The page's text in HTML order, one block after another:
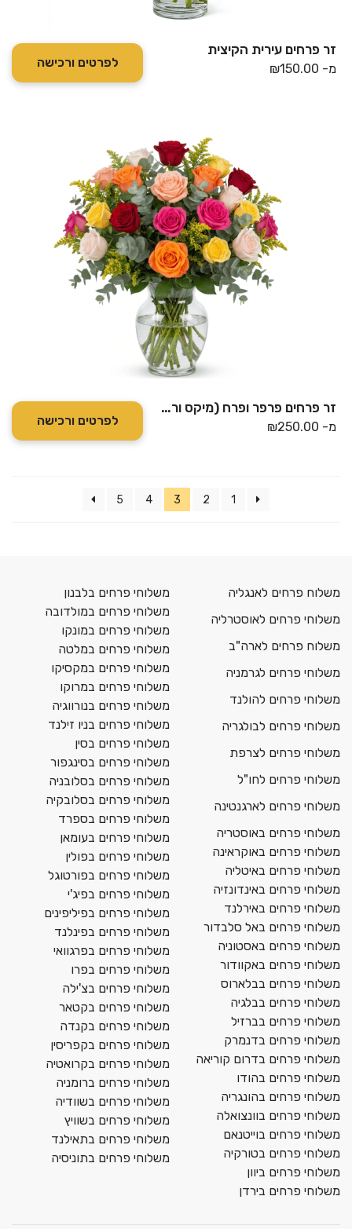
זר פרחים עירית הקיצית
מ- ₪150.00 לפרטים ורכישה
זר פרחים פרפר ופרח (מיקס ורדים בצבעים משתנים)
מ- ₪250.00 לפרטים ורכישה
1
2
3
4
5
משלוח פרחים לאנגליה
משלוחי פרחים לאוסטרליה
משלוח פרחים לארה"ב
משלוחי פרחים לגרמניה
משלוחי פרחים להולנד
משלוחי פרחים לבולגריה
משלוחי פרחים לצרפת
משלוחי פרחים לחו"ל
משלוחי פרחים לארגנטינה
משלוחי פרחים באוסטריה
משלוחי פרחים באוקראינה
משלוחי פרחים באיטליה
משלוחי פרחים באינדונזיה
משלוחי פרחים באירלנד
משלוחי פרחים באל סלבדור
משלוחי פרחים באסטוניה
משלוחי פרחים באקוודור
משלוחי פרחים בבלארוס
משלוחי פרחים בבלגיה
משלוחי פרחים בברזיל
משלוחי פרחים בדנמרק
משלוחי פרחים בדרום קוריאה
משלוחי פרחים בהודו
משלוחי פרחים בהונגריה
משלוחי פרחים בוונצואלה
משלוחי פרחים בוייטנאם
משלוחי פרחים בטורקיה
משלוחי פרחים ביוון
משלוחי פרחים בירדן
משלוחי פרחים בלבנון
משלוחי פרחים במולדובה
משלוחי פרחים במונקו
משלוחי פרחים במלטה
משלוחי פרחים במקסיקו
משלוחי פרחים במרוקו
משלוחי פרחים בנורווגיה
משלוחי פרחים בניו זילנד
משלוחי פרחים בסין
משלוחי פרחים בסינגפור
משלוחי פרחים בסלובניה
משלוחי פרחים בסלובקיה
משלוחי פרחים בספרד
משלוחי פרחים בעומאן
משלוחי פרחים בפולין
משלוחי פרחים בפורטוגל
משלוחי פרחים בפיג'י
משלוחי פרחים בפיליפינים
משלוחי פרחים בפינלנד
משלוחי פרחים בפרגוואי
משלוחי פרחים בפרו
משלוחי פרחים בצ'ילה
משלוחי פרחים בקטאר
משלוחי פרחים בקנדה
משלוחי פרחים בקפריסין
משלוחי פרחים בקרואטיה
משלוחי פרחים ברומניה
משלוחי פרחים בשוודיה
משלוחי פרחים בשוויץ
משלוחי פרחים בתאילנד
משלוחי פרחים בתוניסיה